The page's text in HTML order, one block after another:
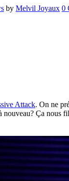
by Melvil Joyaux 0
Attack. On ne
nouveau? Ça nous